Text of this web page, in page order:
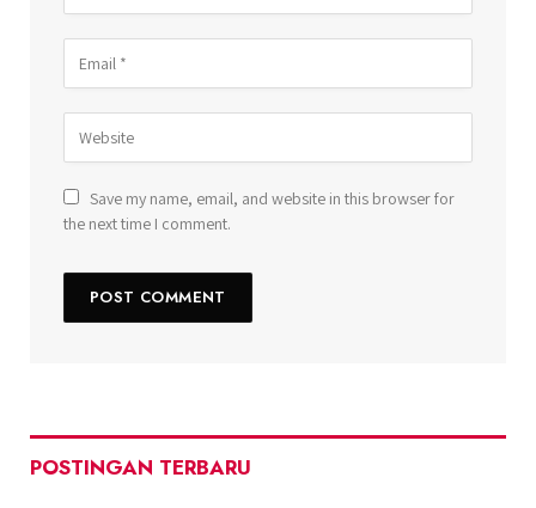
Save my name, email, and website in this browser for
the next time I comment.
POSTINGAN TERBARU